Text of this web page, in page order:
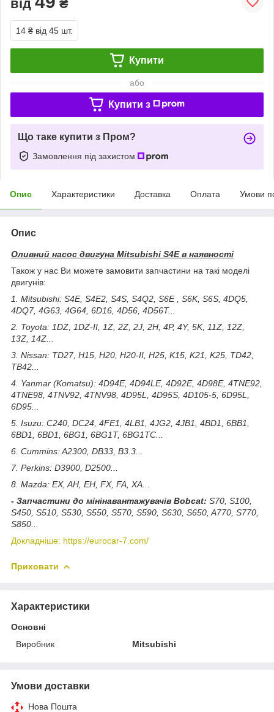
від ₴
14 ₴ від 45 шт.
Купити
або
Купити з
Що таке купити з Пром?
Замовлення під захистом
Опис Характеристики Доставка Оплата Умови
Опис
Оливний насос двигуна Mitsubishi S4E в наявності
Також у нас Ви можете замовити запчастини на такі моделі
двигунів:
1. Mitsubishi: S4E, S4E2, S4S, S4Q2, S6E , S6K, S6S, 4DQ5,
4DQ7, 4G63, 4G64, 6D16, 4D56, 4D56T...
2. Toyota: 1DZ, 1DZ-II, 1Z, 2Z, 2J, 2H, 4P, 4Y, 5K, 11Z, 12Z,
13Z, 14Z...
3. Nissan: TD27, H15, H20, H20-II, H25, K15, K21, K25, TD42,
TB42...
4. Yanmar (Komatsu): 4D94E, 4D94LE, 4D92E, 4D98E, 4TNE92,
4TNE98, 4TNV92, 4TNV98, 4D95L, 4D95S, 4D105-5, 6D95L,
6D95...
5. Isuzu: C240, DC24, 4FE1, 4LB1, 4JG2, 4JB1, 4BD1, 6BB1,
6BD1, 6BD1, 6BG1, 6BG1T, 6BG1TC...
6. Cummins: A2300, DB33, B3.3...
7. Perkins: D3900, D2500...
8. Mazda: EX, AH, EH, FX, FA, XA...
- Запчастини до мінінавантажувачів Bobcat: S70, S100,
S450, S510, S530, S550, S570, S590, S630, S650, A770, S770,
S850...
Докладніше: https://eurocar-7.com/
Приховати
Характеристики
Основні
Виробник
Mitsubishi
Умови доставки
Нова Пошта